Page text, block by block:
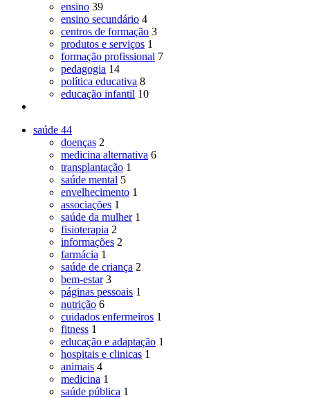
ensino 39
ensino secundário 4
centros de formação 3
produtos e serviços 1
formação profissional 7
pedagogia 14
política educativa 8
educação infantil 10
saúde 44
doenças 2
medicina alternativa 6
transplantação 1
saúde mental 5
envelhecimento 1
associações 1
saúde da mulher 1
fisioterapia 2
informações 2
farmácia 1
saúde de criança 2
bem-estar 3
páginas pessoais 1
nutrição 6
cuidados enfermeiros 1
fitness 1
educação e adaptação 1
hospitais e clinicas 1
animais 4
medicina 1
saúde pública 1